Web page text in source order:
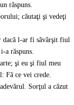
răspuns.
căutaţi şi vedeţi
dacă l-ar fi săvârşit fiul
răspuns.
şi eu şi fiul meu
Fă ce vei crede.
Sorţul a căzut